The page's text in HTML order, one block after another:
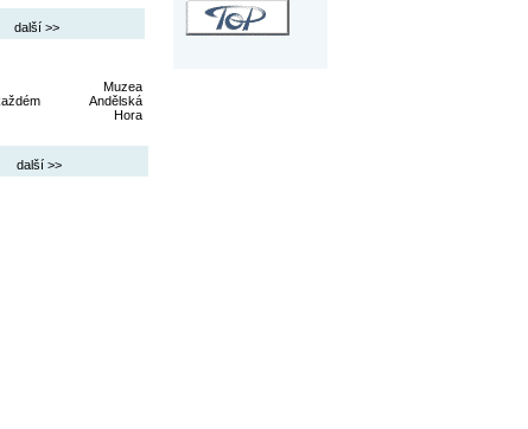
další >>
Muzea
Andělská
Hora
další >>